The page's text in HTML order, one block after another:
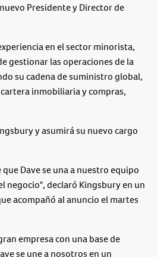
Presidente y Director de
en el sector minorista,
gestionar las operaciones de la
su cadena de suministro global,
inmobiliaria y compras,
y asumirá su nuevo cargo
Dave se una a nuestro equipo
negocio", declaró Kingsbury en un
acompañó al anuncio el martes
empresa con una base de
se une a nosotros en un